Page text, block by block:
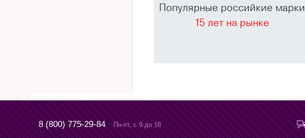
Популярные российкие марки
15 лет на рынке
8 (800) 775-29-84 Пн-пт, с 9 до 18